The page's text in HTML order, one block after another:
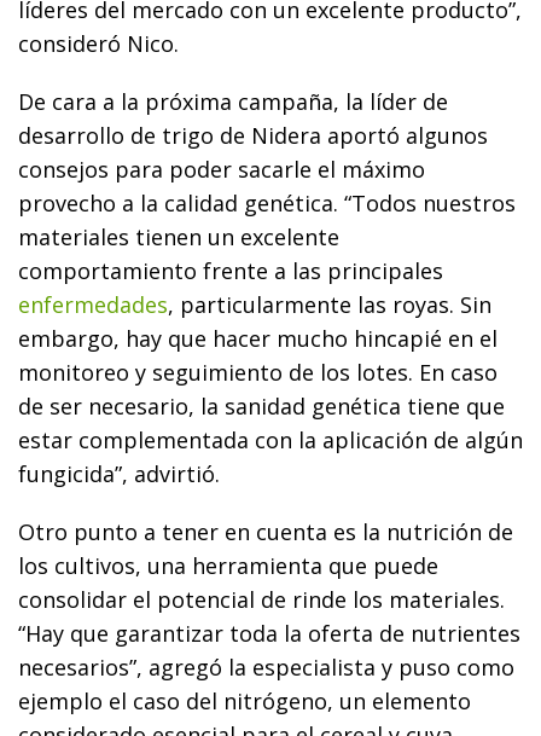
líderes del mercado con un excelente producto”,
consideró Nico.
De cara a la próxima campaña, la líder de
desarrollo de trigo de Nidera aportó algunos
consejos para poder sacarle el máximo
provecho a la calidad genética. “Todos nuestros
materiales tienen un excelente
comportamiento frente a las principales
enfermedades, particularmente las royas. Sin
embargo, hay que hacer mucho hincapié en el
monitoreo y seguimiento de los lotes. En caso
de ser necesario, la sanidad genética tiene que
estar complementada con la aplicación de algún
fungicida”, advirtió.
Otro punto a tener en cuenta es la nutrición de
los cultivos, una herramienta que puede
consolidar el potencial de rinde los materiales.
“Hay que garantizar toda la oferta de nutrientes
necesarios”, agregó la especialista y puso como
ejemplo el caso del nitrógeno, un elemento